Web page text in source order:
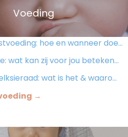
Voeding
hoe en wanneer doe je dat?
wat kan zij voor jou betekenen?
wat is het & waarom zou je dit willen hebben?
→